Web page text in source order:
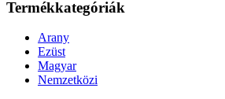
Termékkategóriák
Arany
Ezüst
Magyar
Nemzetközi